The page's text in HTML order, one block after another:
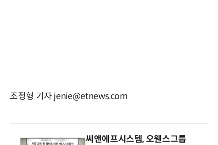
조정형 기자 jenie@etnews.com
씨앤에프시스템, 오웬스그룹